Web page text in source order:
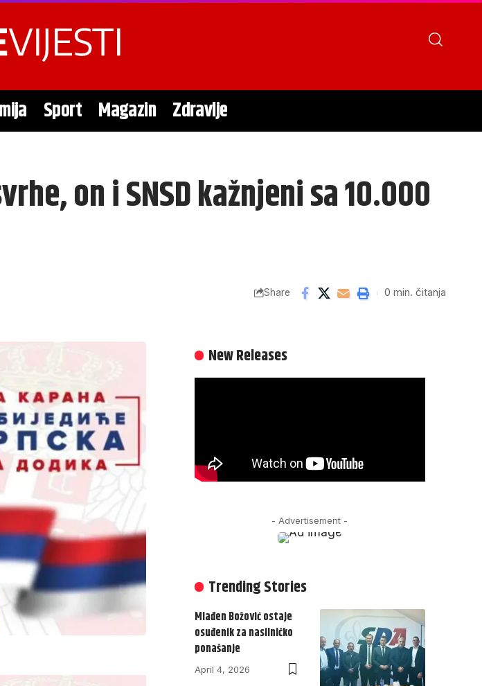
Sport Magazin Zdravlje
on i SNSD kažnjeni sa 10.000
Share 0 min. čitanja
New Releases
- Advertisement -
Trending Stories
Mlađen Božović ostaje
osuđenik za nasilničko
ponašanje
April 4, 2026